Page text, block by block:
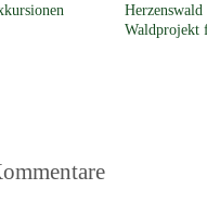
Waldprojekt